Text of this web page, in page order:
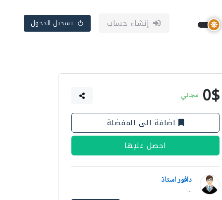
إنشاء حساب تسجيل الدخول
0$ مجاني
اضافة الى المفضلة
احصل عليها
دافور استاذ
...